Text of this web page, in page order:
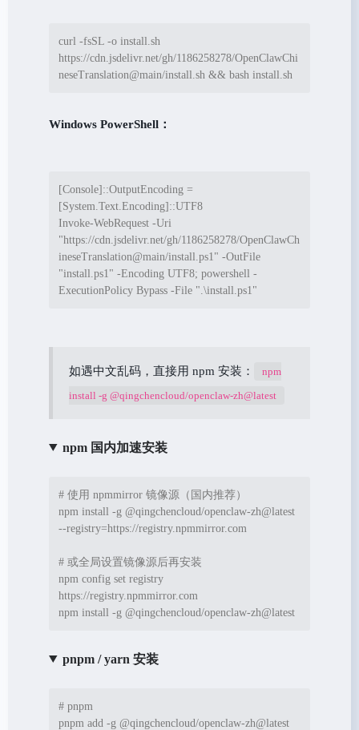
curl -fsSL -o install.sh
https://cdn.jsdelivr.net/gh/1186258278/OpenClawChi
neseTranslation@main/install.sh && bash install.sh
Windows PowerShell：
[Console]::OutputEncoding =
[System.Text.Encoding
Invoke-WebRequest -
"https://cdn.jsdelivr.net/gh/1186258278/OpenClawCh
ineseTranslation@main/install.ps1 " -
"install.ps1 " -Encoding UTF8; powershell -
ExecutionPolicy Bypass -File " .\install.ps1 "
如遇中文乱码，直接用 npm 安装：
npm
install -g @qingchencloud/openclaw-zh@latest
npm 国内加速安装
# 使用 npmmirror 镜像源（国内推荐）
npm install -g @qingchencloud/openclaw-zh@latest
--registry=https://registry.npmmirror.com
# 或全局设置镜像源后再安装
npm config set registry
https://registry.npmmirror.com
npm install -g @qingchencloud/openclaw-zh@latest
pnpm / yarn 安装
# pnpm
pnpm add -g @qingchencloud/openclaw-zh@latest